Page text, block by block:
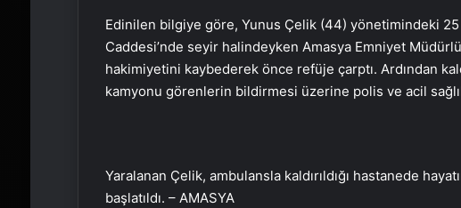
Edinilen bilgiye göre, Yunus Çelik (44) yönetimindeki
Caddesi’nde seyir halindeyken Amasya Emniyet
hakimiyetini kaybederek önce refüje çarptı. Ardından
kamyonu görenlerin bildirmesi üzerine polis ve acil
Yaralanan Çelik, ambulansla kaldırıldığı hastanede
başlatıldı. – AMASYA